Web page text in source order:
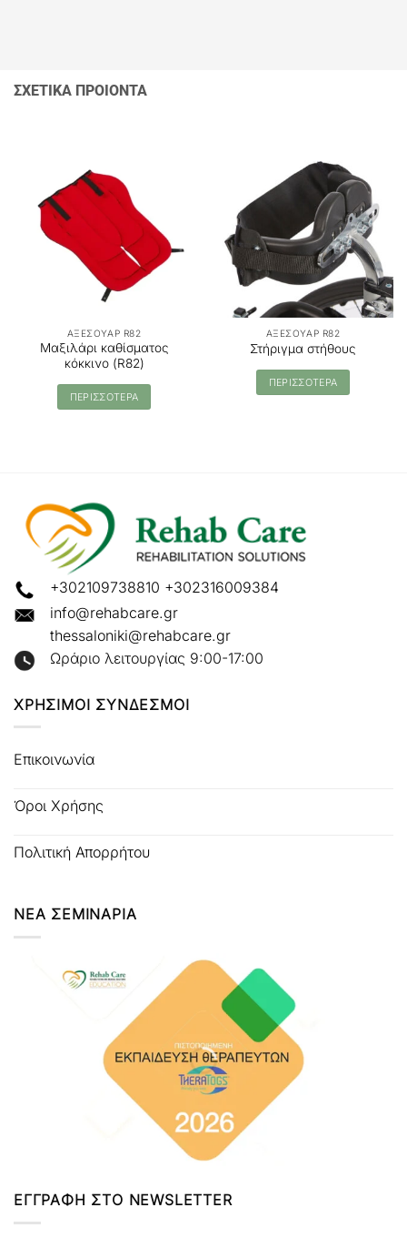
ΣΧΕΤΙΚΑ ΠΡΟΙΟΝΤΑ
ΑΞΕΣΟΥΑΡ R82
Μαξιλάρι καθίσματος
κόκκινο (R82)
ΠΕΡΙΣΣΟΤΕΡΑ
ΑΞΕΣΟΥΑΡ R82
Στήριγμα στήθους
ΠΕΡΙΣΣΟΤΕΡΑ
+302109738810 +302316009384
info@rehabcare.gr
thessaloniki@rehabcare.gr
Ωράριο λειτουργίας 9:00-17:00
ΧΡΗΣΙΜΟΙ ΣΥΝΔΕΣΜΟΙ
Επικοινωνία
Όροι Χρήσης
Πολιτική Απορρήτου
ΝΕΑ ΣΕΜΙΝΑΡΙΑ
ΕΓΓΡΑΦΗ ΣΤΟ NEWSLETTER